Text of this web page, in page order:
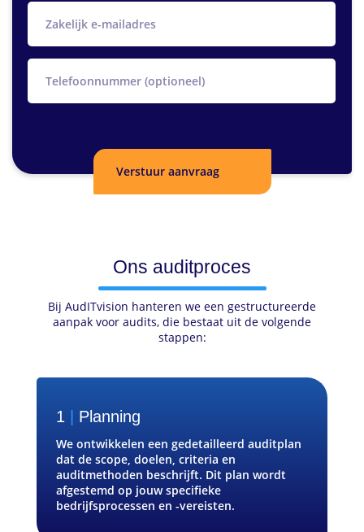
e-
mail
telefoon
Ons auditproces
Bij AudITvision hanteren we een gestructureerde
aanpak voor audits, die bestaat uit de volgende
stappen:
1 | Planning
We ontwikkelen een gedetailleerd auditplan
dat de scope, doelen, criteria en
auditmethoden beschrijft. Dit plan wordt
afgestemd op jouw specifieke
bedrijfsprocessen en -vereisten.